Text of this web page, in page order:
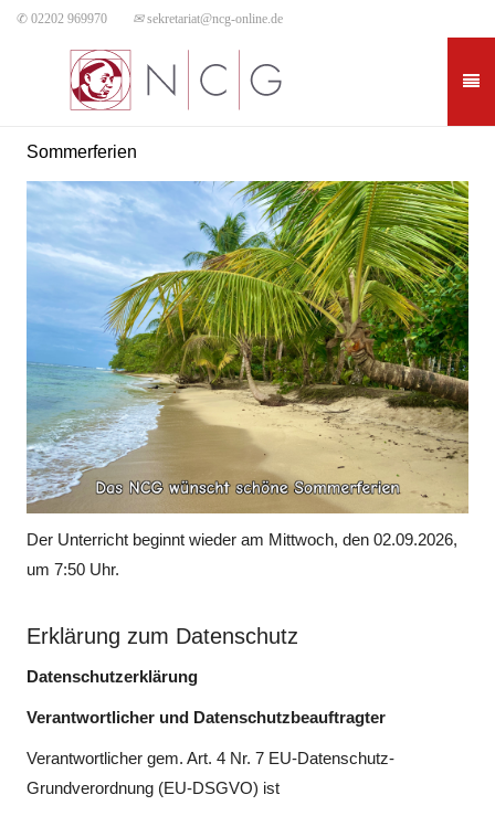
✆ 02202 969970 ✉sekretariat@ncg-online.de
Sommerferien
Der Unterricht beginnt wieder am Mittwoch, den 02.09.2026,
um 7:50 Uhr.
Erklärung zum Datenschutz
Datenschutzerklärung
Verantwortlicher und Datenschutzbeauftragter
Verantwortlicher gem. Art. 4 Nr. 7 EU-Datenschutz-
Grundverordnung (EU-DSGVO) ist